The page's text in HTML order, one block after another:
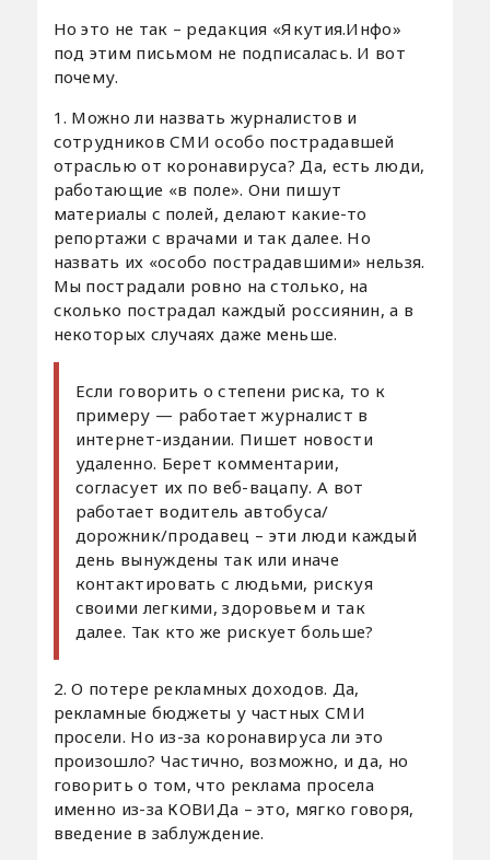
Но это не так – редакция «Якутия.Инфо»
под этим письмом не подписалась. И вот
почему.
1. Можно ли назвать журналистов и
сотрудников СМИ особо пострадавшей
отраслью от коронавируса? Да, есть люди,
работающие «в поле». Они пишут
материалы с полей, делают какие-то
репортажи с врачами и так далее. Но
назвать их «особо пострадавшими» нельзя.
Мы пострадали ровно на столько, на
сколько пострадал каждый россиянин, а в
некоторых случаях даже меньше.
Если говорить о степени риска, то к
примеру — работает журналист в
интернет-издании. Пишет новости
удаленно. Берет комментарии,
согласует их по веб-вацапу. А вот
работает водитель автобуса/
дорожник/продавец – эти люди каждый
день вынуждены так или иначе
контактировать с людьми, рискуя
своими легкими, здоровьем и так
далее. Так кто же рискует больше?
2. О потере рекламных доходов. Да,
рекламные бюджеты у частных СМИ
просели. Но из-за коронавируса ли это
произошло? Частично, возможно, и да, но
говорить о том, что реклама просела
именно из-за КОВИДа – это, мягко говоря,
введение в заблуждение.